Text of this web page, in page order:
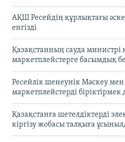
АҚШ Ресейдің құрлықтағы
енгізді
Қазақстанның сауда министрі
маркетплейстерге басымдық
Ресейлік шенеунік Мәскеу мен
маркетплейстерді біріктірмек
Қазақстанға шетелдіктерді
кіргізу жобасы талқыға